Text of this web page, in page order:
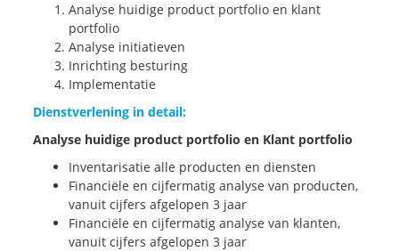
Contact
Inschrijven SalesCultuur-nieuws
Analyse huidige product portfolio en klant
portfolio
Analyse initiatieven
Inrichting besturing
Implementatie
Dienstverlening in detail:
Analyse huidige product portfolio en Klant portfolio
Inventarisatie alle producten en diensten
Financiële en cijfermatig analyse van producten,
vanuit cijfers afgelopen 3 jaar
Financiële en cijfermatig analyse van klanten,
vanuit cijfers afgelopen 3 jaar